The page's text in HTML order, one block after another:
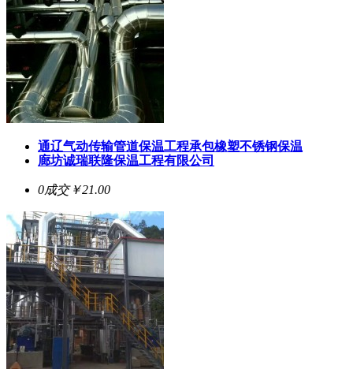
通辽气动传输管道保温工程承包橡塑不锈钢保温
廊坊诚瑞联隆保温工程有限公司
0成交￥21.00